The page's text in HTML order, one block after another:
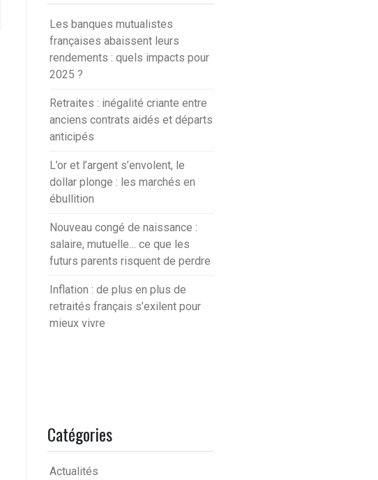
Les banques mutualistes
françaises abaissent leurs
rendements : quels impacts pour
2025 ?
Retraites : inégalité criante entre
anciens contrats aidés et départs
anticipés
L’or et l’argent s’envolent, le
dollar plonge : les marchés en
ébullition
Nouveau congé de naissance :
salaire, mutuelle… ce que les
futurs parents risquent de perdre
Inflation : de plus en plus de
retraités français s’exilent pour
mieux vivre
Catégories
Actualités